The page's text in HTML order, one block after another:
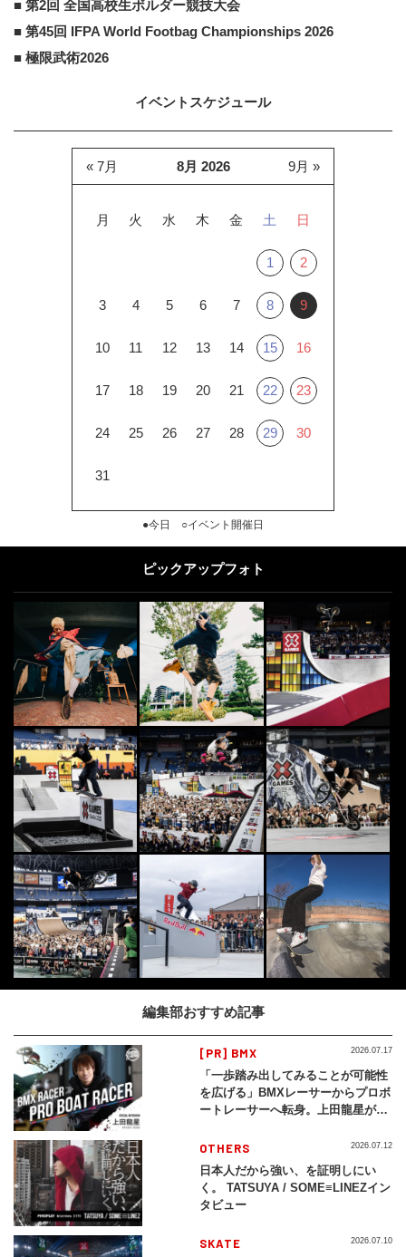
■ 第2回 全国高校生ボルダー競技大会
■ 第45回 IFPA World Footbag Championships 2026
■ 極限武術2026
イベントスケジュール
8月 2026
月 火 水 木 金 土 日
1 2
3 4 5 6 7 8 9
10 11 12 13 14 15 16
17 18 19 20 21 22 23
24 25 26 27 28 29 30
31
« 7月 9月 »
●今日 ○イベント開催日
ピックアップフォト
編集部おすすめ記事
[PR] BMX
「一歩踏み出してみることが可能性
を広げる」BMXレーサーからプロボ
ートレーサーへ転身。上田龍星が体
2026.07.17
OTHERS
日本人だから強い、を証明しにい
く。 TATSUYA / SOME≡LINEZイン
タビュー
2026.07.12
SKATE 2026.07.10